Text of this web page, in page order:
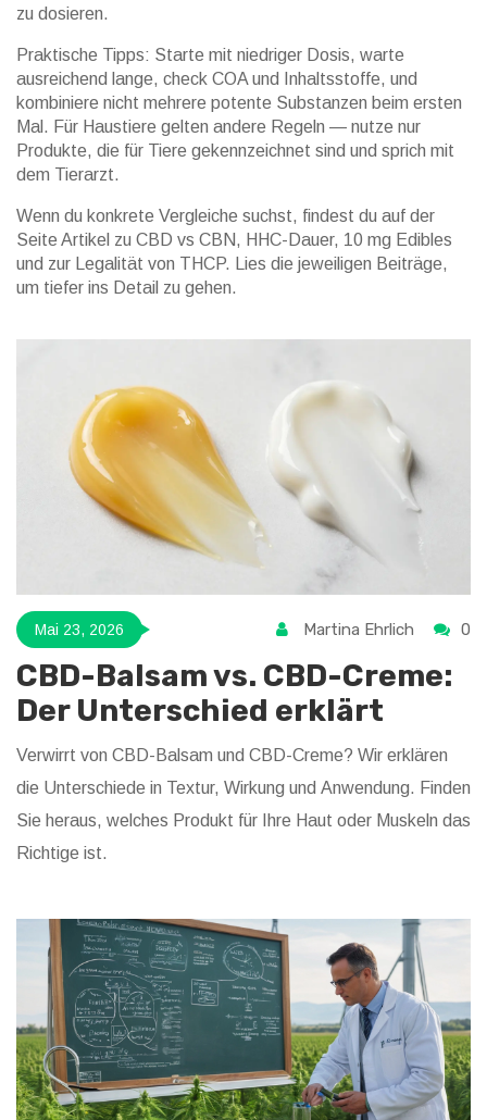
zu dosieren.
Praktische Tipps: Starte mit niedriger Dosis, warte
ausreichend lange, check COA und Inhaltsstoffe, und
kombiniere nicht mehrere potente Substanzen beim ersten
Mal. Für Haustiere gelten andere Regeln — nutze nur
Produkte, die für Tiere gekennzeichnet sind und sprich mit
dem Tierarzt.
Wenn du konkrete Vergleiche suchst, findest du auf der
Seite Artikel zu CBD vs CBN, HHC-Dauer, 10 mg Edibles
und zur Legalität von THCP. Lies die jeweiligen Beiträge,
um tiefer ins Detail zu gehen.
Mai 23, 2026 Martina Ehrlich 0
CBD-Balsam vs. CBD-Creme:
Der Unterschied erklärt
Verwirrt von CBD-Balsam und CBD-Creme? Wir erklären
die Unterschiede in Textur, Wirkung und Anwendung. Finden
Sie heraus, welches Produkt für Ihre Haut oder Muskeln das
Richtige ist.